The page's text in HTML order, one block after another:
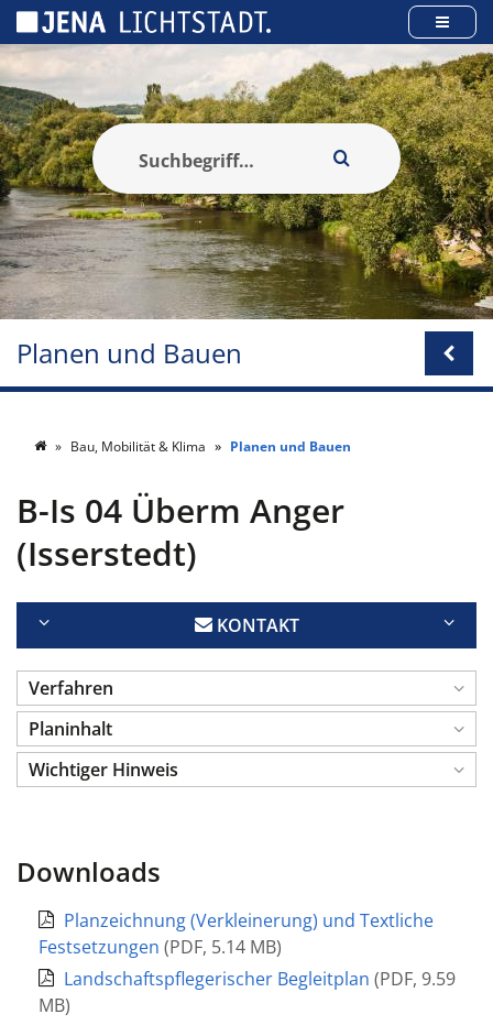
Planen und Bauen
Bau, Mobilität & Klima Planen und Bauen
B-Is 04 Überm Anger
(Isserstedt)
KONTAKT
Verfahren
Planinhalt
Wichtiger Hinweis
Downloads
Planzeichnung (Verkleinerung) und Textliche
Festsetzungen (PDF, 5.14 MB)
Landschaftspflegerischer Begleitplan (PDF, 9.59
MB)
Cookie-Einstellungen